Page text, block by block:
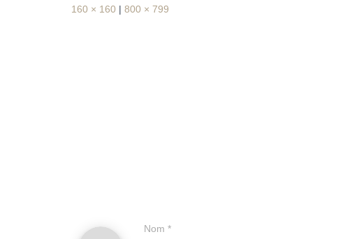
160 × 160 | 800 × 799
Nom *